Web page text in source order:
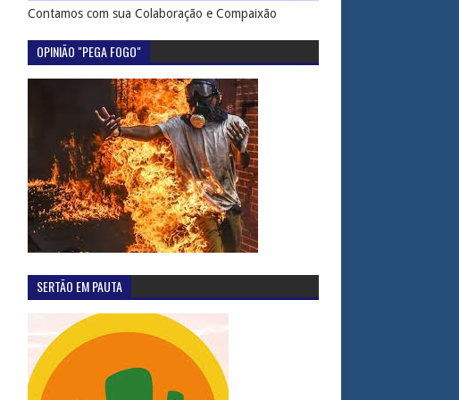
Contamos com sua Colaboração e Compaixão
OPINIÃO "PEGA FOGO"
SERTÃO EM PAUTA